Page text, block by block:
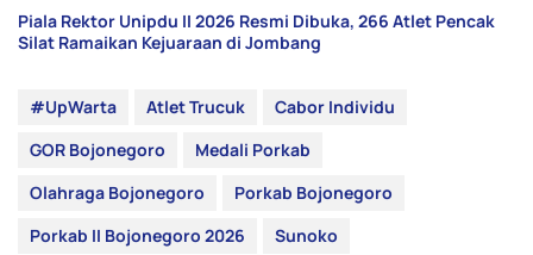
Piala Rektor Unipdu II 2026 Resmi Dibuka, 266 Atlet Pencak
Silat Ramaikan Kejuaraan di Jombang
#UpWarta Atlet Trucuk
Cabor Individu
GOR Bojonegoro
Medali Porkab
Olahraga Bojonegoro
Porkab Bojonegoro
Porkab II Bojonegoro 2026
Sunoko